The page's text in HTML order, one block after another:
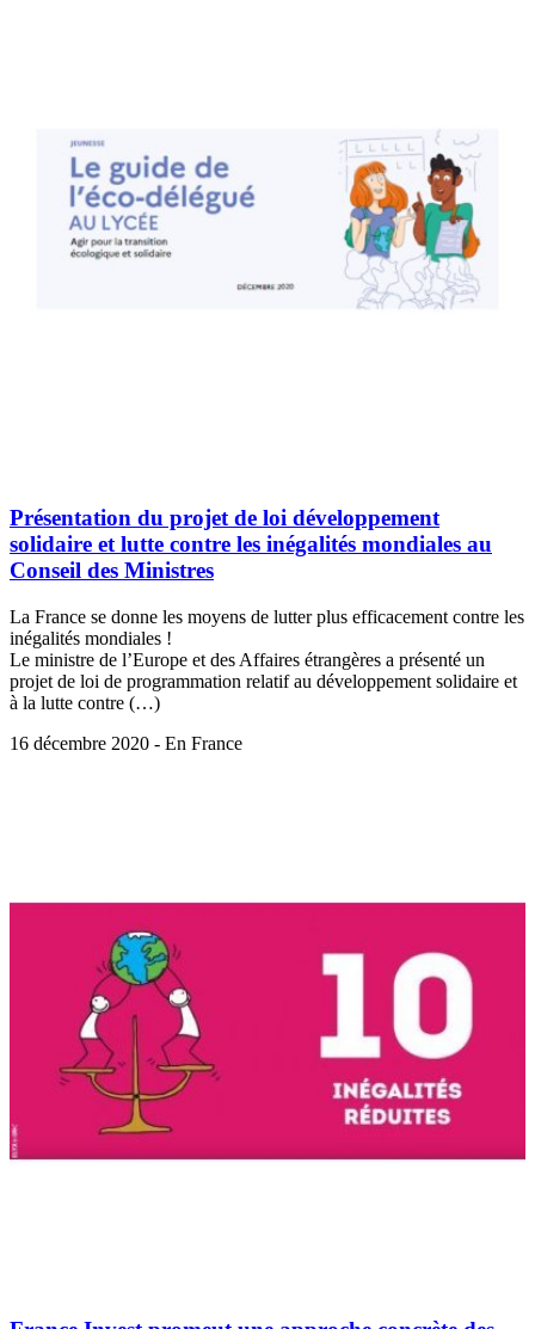
Présentation du projet de loi développement
solidaire et lutte contre les inégalités mondiales au
Conseil des Ministres
La France se donne les moyens de lutter plus efficacement contre les
inégalités mondiales !
Le ministre de l’Europe et des Affaires étrangères a présenté un
projet de loi de programmation relatif au développement solidaire et
à la lutte contre (…)
16 décembre 2020 - En France